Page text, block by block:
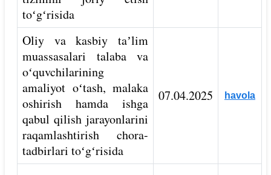
toʻgʻrisida
Oliy va kasbiy taʼlim
muassasalari talaba va
oʻquvchilarining
amaliyot oʻtash, malaka
oshirish hamda ishga
qabul qilish jarayonlarini
raqamlashtirish chora-
tadbirlari toʻgʻrisida
07.04.2025 havola